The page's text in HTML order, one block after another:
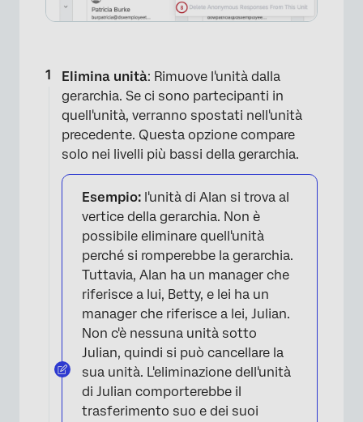
Elimina unità: Rimuove l'unità dalla
gerarchia. Se ci sono partecipanti in
quell'unità, verranno spostati nell'unità
precedente. Questa opzione compare
solo nei livelli più bassi della gerarchia.
Esempio: l'unità di Alan si trova al
vertice della gerarchia. Non è
possibile eliminare quell'unità
perché si romperebbe la gerarchia.
Tuttavia, Alan ha un manager che
riferisce a lui, Betty, e lei ha un
manager che riferisce a lei, Julian.
Non c'è nessuna unità sotto
Julian, quindi si può cancellare la
sua unità. L'eliminazione dell'unità
di Julian comporterebbe il
trasferimento suo e dei suoi